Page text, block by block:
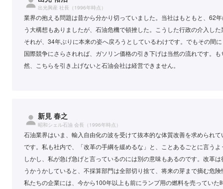
出光興産 社長（1996年時点）
業界の抱える問題は昔から分かり切っていました。当社はもともと、62
う大構想もありましたが、石油危機で頓挫した。こうした行政の介入し
それが、34年ぶりに本来の姿へ戻ろうとしているわけです。でもその間
国際競争にさらされれば、ガソリン価格の引き下げは当然の流れです。
然、こちらを引き上げないと石油会社は経営できません。
新見 春之
昭和シェル石油 会長（1996年時点）
石油業界はいま、輸入自由化の波を受けて抜本的な体質改善を求められ
です。私も社内で、「改革の手綱を緩めるな」と、ことあるごとに言う
しかし、私が急げ急げと言っているのには別の意味もあるのです。改革
うかうかしていると、不採算部門は全部切り捨て、将来の芽まで摘む危
私たちの企業には、今から100年以上も前にランプ用の燃料を売ってい